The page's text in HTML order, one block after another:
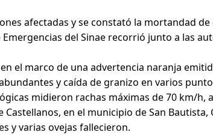
afectadas y se constató la mortandad de
Emergencias del Sinae recorrió junto a las
en el marco de una advertencia naranja
y caída de granizo en varios
midieron rachas máximas de 70 km/
Castellanos, en el municipio de San
y varias ovejas fallecieron.